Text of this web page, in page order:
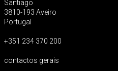
Santiago
3810-193 Aveiro
Portugal
+351 234 370 200
contactos gerais